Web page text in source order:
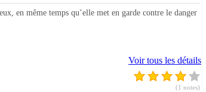
en même temps qu’elle met en garde contre le danger
Voir tous les détails
(1 notes)